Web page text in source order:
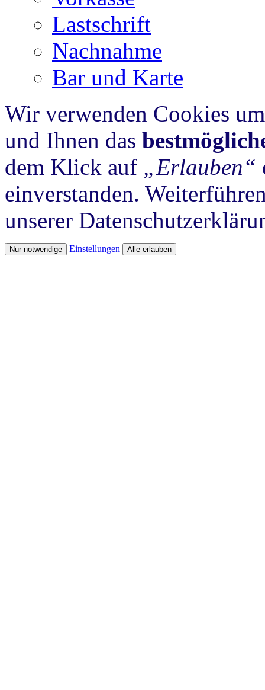
Lastschrift
Nachnahme
Bar und Karte
Wir verwenden Cookies
und Ihnen das
dem Klick auf „Erlauben“
einverstanden.
unserer
Nur notwendige Einstellungen Alle erlauben